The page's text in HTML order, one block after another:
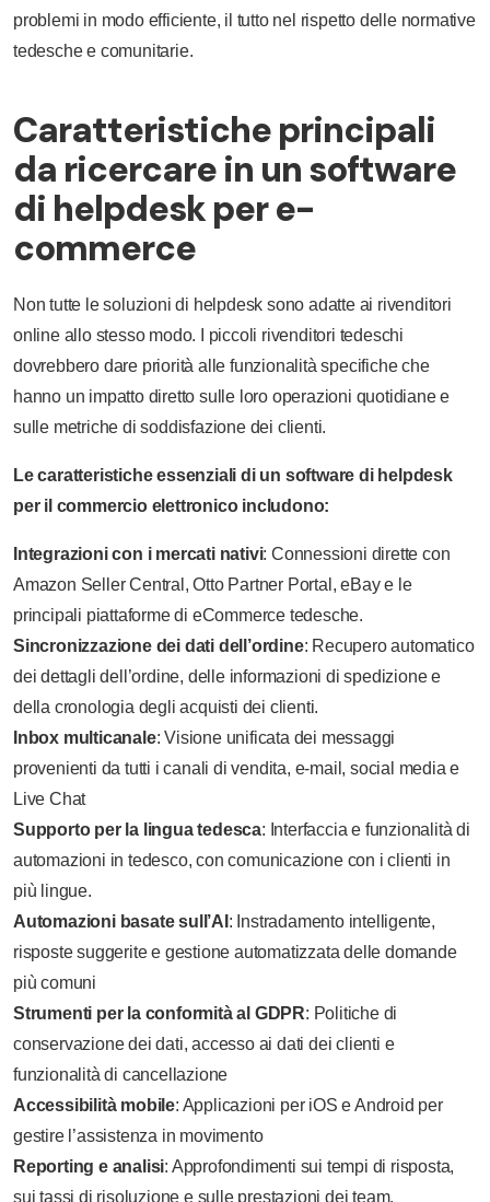
problemi in modo efficiente, il tutto nel rispetto delle normative
tedesche e comunitarie.
Caratteristiche principali
da ricercare in un software
di helpdesk per e-
commerce
Non tutte le soluzioni di helpdesk sono adatte ai rivenditori
online allo stesso modo. I piccoli rivenditori tedeschi
dovrebbero dare priorità alle funzionalità specifiche che
hanno un impatto diretto sulle loro operazioni quotidiane e
sulle metriche di soddisfazione dei clienti.
Le caratteristiche essenziali di un software di helpdesk
per il commercio elettronico includono:
Integrazioni con i mercati nativi: Connessioni dirette con
Amazon Seller Central, Otto Partner Portal, eBay e le
principali piattaforme di eCommerce tedesche.
Sincronizzazione dei dati dell’ordine: Recupero automatico
dei dettagli dell’ordine, delle informazioni di spedizione e
della cronologia degli acquisti dei clienti.
Inbox multicanale: Visione unificata dei messaggi
provenienti da tutti i canali di vendita, e-mail, social media e
Live Chat
Supporto per la lingua tedesca: Interfaccia e funzionalità di
automazioni in tedesco, con comunicazione con i clienti in
più lingue.
Automazioni basate sull’AI : Instradamento intelligente,
risposte suggerite e gestione automatizzata delle domande
più comuni
Strumenti per la conformità al GDPR: Politiche di
conservazione dei dati, accesso ai dati dei clienti e
funzionalità di cancellazione
Accessibilità mobile: Applicazioni per iOS e Android per
gestire l’assistenza in movimento
Reporting e analisi: Approfondimenti sui tempi di risposta,
sui tassi di risoluzione e sulle prestazioni dei team.